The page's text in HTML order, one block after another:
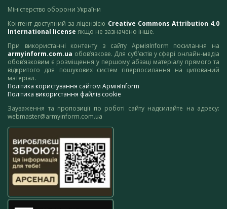
Міністерство оборони України
Контент доступний за ліцензією Creative Commons Attribution 4.0
International license якщо не зазначено інше.
При використанні контенту з сайту АрміяInform посилання на
armyinform.com.ua обов’язкове. Для суб’єктів у сфері онлайн-медіа
обов’язковим є розміщення у першому абзаці матеріалу прямого та
відкритого для пошукових систем гіперпосилання на цитований
матеріал.
Політика користування сайтом АрміяInform
Політика використання файлів cookie
Зауваження та пропозиції по роботі сайту надсилайте на адресу:
webmaster@armyinform.com.ua